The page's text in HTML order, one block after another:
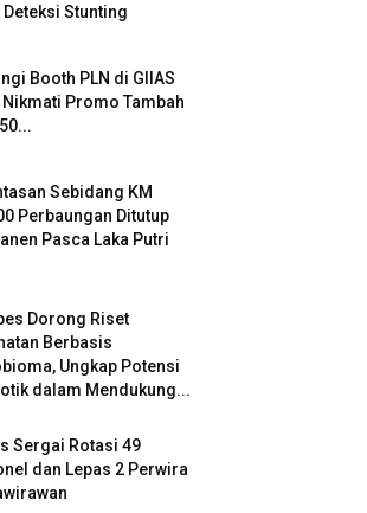
Deteksi Stunting
Booth PLN di GIIAS
Nikmati Promo Tambah
Sebidang KM
Perbaungan Ditutup
Pasca Laka Putri
Dorong Riset
Berbasis
Ungkap Potensi
dalam Mendukung...
Sergai Rotasi 49
dan Lepas 2 Perwira